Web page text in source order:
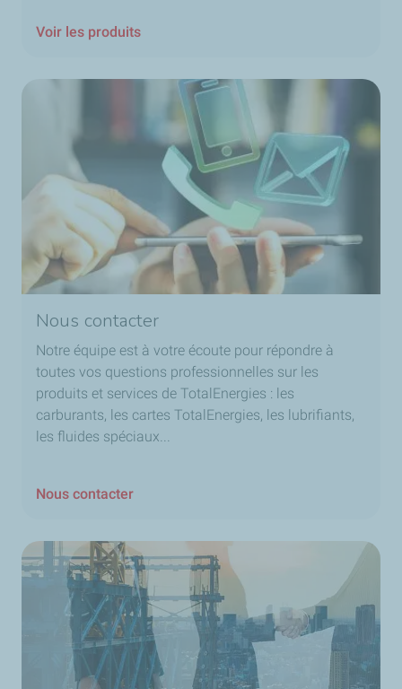
Voir les produits
Nous contacter
Notre équipe est à votre écoute pour répondre à
toutes vos questions professionnelles sur les
produits et services de TotalEnergies : les
carburants, les cartes TotalEnergies, les lubrifiants,
les fluides spéciaux...
Nous contacter